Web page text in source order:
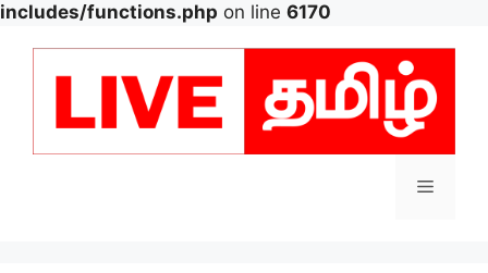
includes/functions.php on line 6170
Menu